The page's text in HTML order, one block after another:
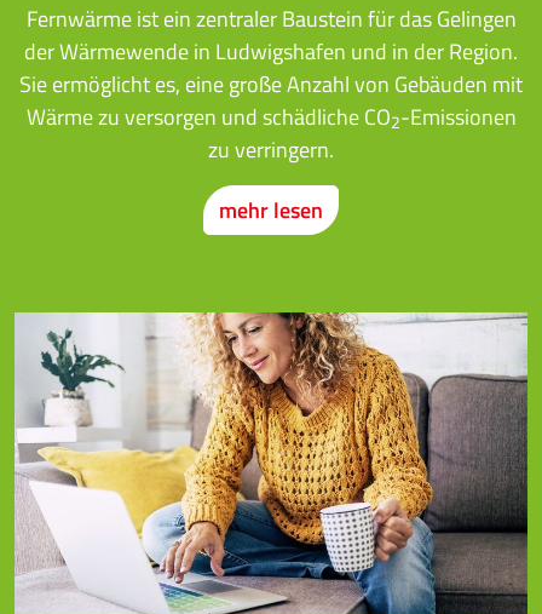
Fernwärme ist ein zentraler Baustein für das Gelingen
der Wärmewende in Ludwigshafen und in der Region.
Sie ermöglicht es, eine große Anzahl von Gebäuden mit
Wärme zu versorgen und schädliche CO2-Emissionen
zu verringern.
mehr lesen